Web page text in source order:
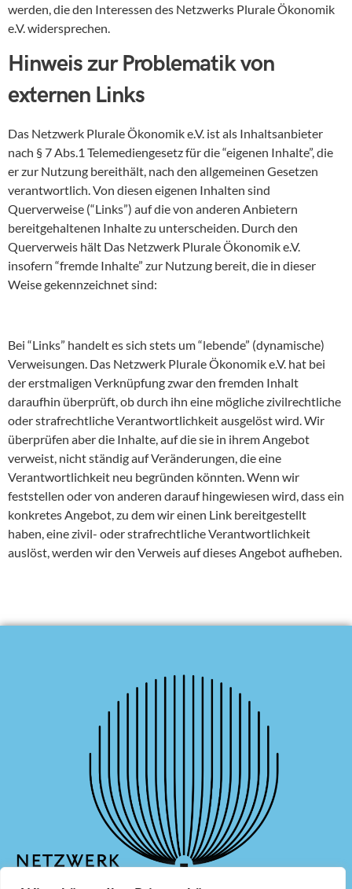
werden, die den Interessen des Netzwerks Plurale Ökonomik
e.V. widersprechen.
Hinweis zur Problematik von
externen Links
Das Netzwerk Plurale Ökonomik e.V. ist als Inhaltsanbieter
nach § 7 Abs.1 Telemediengesetz für die “eigenen Inhalte”, die
er zur Nutzung bereithält, nach den allgemeinen Gesetzen
verantwortlich. Von diesen eigenen Inhalten sind
Querverweise (“Links”) auf die von anderen Anbietern
bereitgehaltenen Inhalte zu unterscheiden. Durch den
Querverweis hält Das Netzwerk Plurale Ökonomik e.V.
insofern “fremde Inhalte” zur Nutzung bereit, die in dieser
Weise gekennzeichnet sind:
Bei “Links” handelt es sich stets um “lebende” (dynamische)
Verweisungen. Das Netzwerk Plurale Ökonomik e.V. hat bei
der erstmaligen Verknüpfung zwar den fremden Inhalt
daraufhin überprüft, ob durch ihn eine mögliche zivilrechtliche
oder strafrechtliche Verantwortlichkeit ausgelöst wird. Wir
überprüfen aber die Inhalte, auf die sie in ihrem Angebot
verweist, nicht ständig auf Veränderungen, die eine
Verantwortlichkeit neu begründen könnten. Wenn wir
feststellen oder von anderen darauf hingewiesen wird, dass ein
konkretes Angebot, zu dem wir einen Link bereitgestellt
haben, eine zivil- oder strafrechtliche Verantwortlichkeit
auslöst, werden wir den Verweis auf dieses Angebot aufheben.